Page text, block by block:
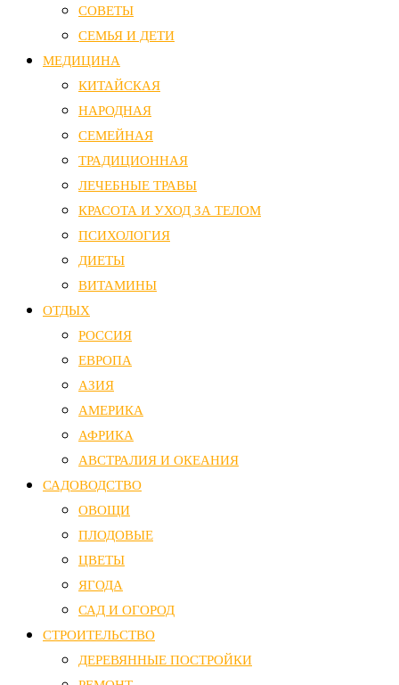
СОВЕТЫ
СЕМЬЯ И ДЕТИ
МЕДИЦИНА
КИТАЙСКАЯ
НАРОДНАЯ
СЕМЕЙНАЯ
ТРАДИЦИОННАЯ
ЛЕЧЕБНЫЕ ТРАВЫ
КРАСОТА И УХОД ЗА ТЕЛОМ
ПСИХОЛОГИЯ
ДИЕТЫ
ВИТАМИНЫ
ОТДЫХ
РОССИЯ
ЕВРОПА
АЗИЯ
АМЕРИКА
АФРИКА
АВСТРАЛИЯ И ОКЕАНИЯ
САДОВОДСТВО
ОВОЩИ
ПЛОДОВЫЕ
ЦВЕТЫ
ЯГОДА
САД И ОГОРОД
СТРОИТЕЛЬСТВО
ДЕРЕВЯННЫЕ ПОСТРОЙКИ